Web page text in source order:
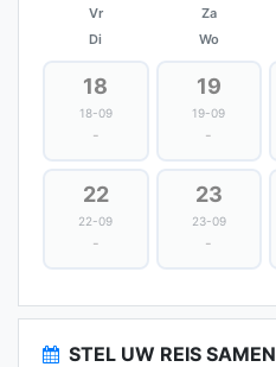
Vr Za
Di
Wo
18
18-09
-
19
19-09
-
22
22-09
-
23
23-09
-
STEL UW REIS SAMEN